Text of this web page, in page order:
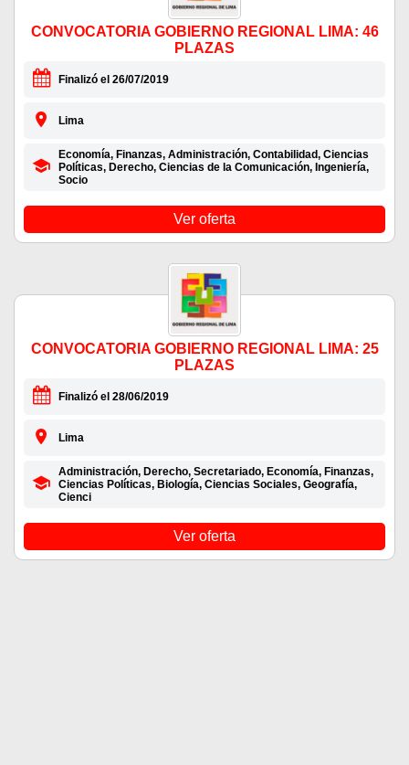
CONVOCATORIA GOBIERNO REGIONAL LIMA: 46
PLAZAS
Finalizó el 26/07/2019
Lima
Economía, Finanzas, Administración, Contabilidad, Ciencias
Políticas, Derecho, Ciencias de la Comunicación, Ingeniería,
Socio
Ver oferta
CONVOCATORIA GOBIERNO REGIONAL LIMA: 25
PLAZAS
Finalizó el 28/06/2019
Lima
Administración, Derecho, Secretariado, Economía, Finanzas,
Ciencias Políticas, Biología, Ciencias Sociales, Geografía,
Cienci
Ver oferta